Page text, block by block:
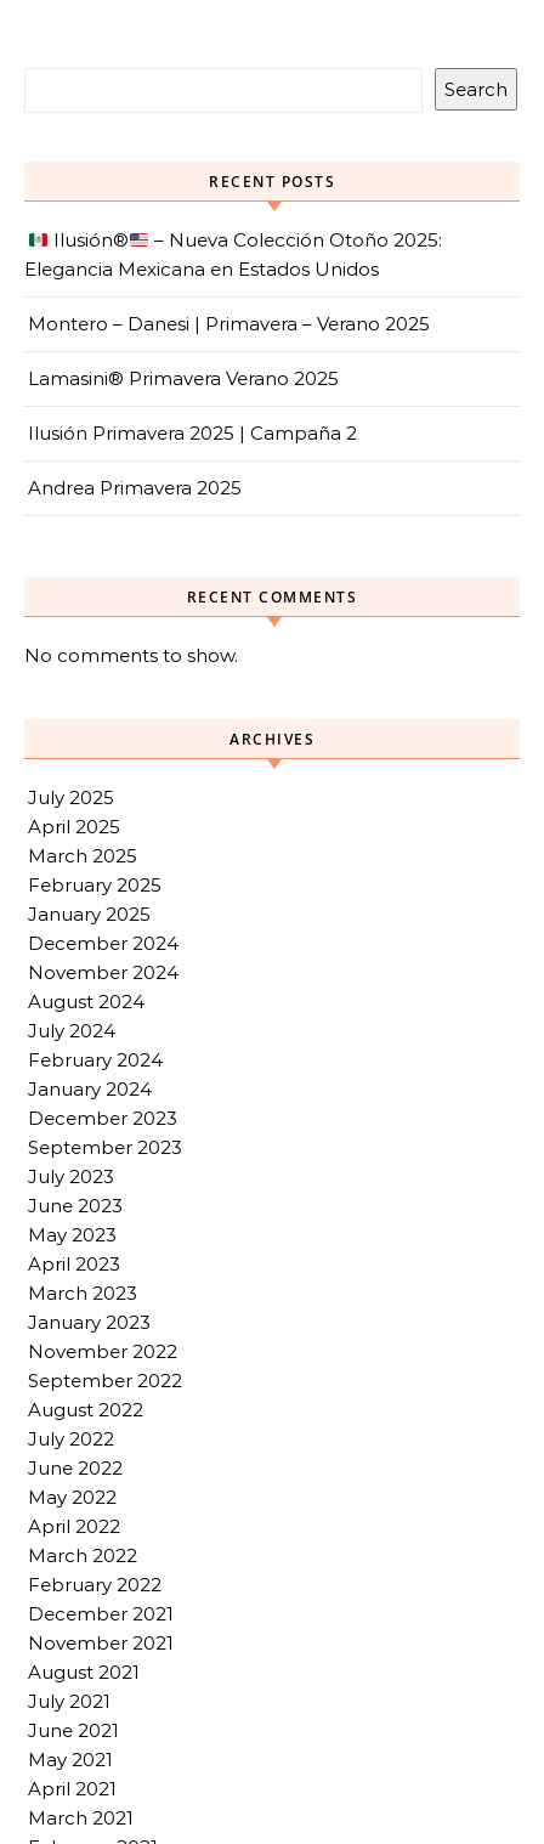
Search
RECENT POSTS
Ilusión®️
– Nueva Colección Otoño 2025:
Elegancia Mexicana en Estados Unidos
Montero – Danesi | Primavera – Verano 2025
Lamasini® Primavera Verano 2025
Ilusión Primavera 2025 | Campaña 2
Andrea Primavera 2025
RECENT COMMENTS
No comments to show.
ARCHIVES
July 2025
April 2025
March 2025
February 2025
January 2025
December 2024
November 2024
August 2024
July 2024
February 2024
January 2024
December 2023
September 2023
July 2023
June 2023
May 2023
April 2023
March 2023
January 2023
November 2022
September 2022
August 2022
July 2022
June 2022
May 2022
April 2022
March 2022
February 2022
December 2021
November 2021
August 2021
July 2021
June 2021
May 2021
April 2021
March 2021